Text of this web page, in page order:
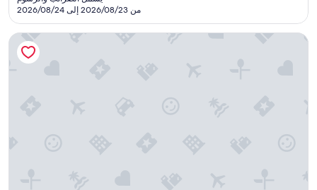
SAR
28
من 2026/08/23 إلى 2026/08/24
إكسكاليبور هوتل آند كازينو